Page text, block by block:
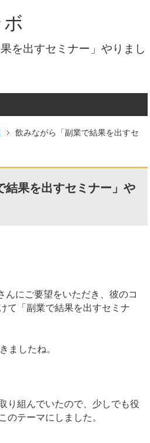
を出すセミナー」やりまし
飲みながら「副業で結果を出すセ
結果を出すセミナー」や
んにご要望をいただき、彼のコ
て「副業で結果を出すセミナ
ましたね。
り組んでいたので、少しでも役
のテーマにしました。